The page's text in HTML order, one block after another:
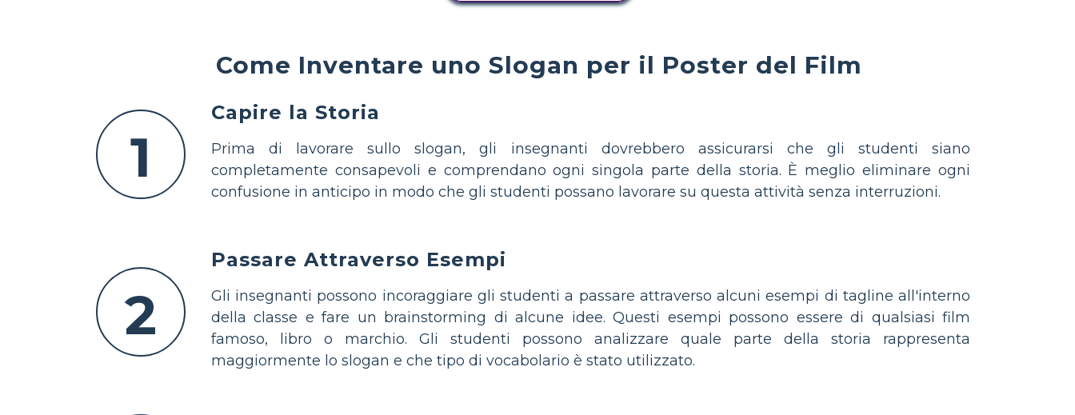
Come Inventare uno Slogan per il Poster del Film
1
Capire la Storia
Prima di lavorare sullo slogan, gli insegnanti dovrebbero assicurarsi che gli studenti siano
completamente consapevoli e comprendano ogni singola parte della storia. È meglio eliminare ogni
confusione in anticipo in modo che gli studenti possano lavorare su questa attività senza interruzioni.
2
Passare Attraverso Esempi
Gli insegnanti possono incoraggiare gli studenti a passare attraverso alcuni esempi di tagline all'interno
della classe e fare un brainstorming di alcune idee. Questi esempi possono essere di qualsiasi film
famoso, libro o marchio. Gli studenti possono analizzare quale parte della storia rappresenta
maggiormente lo slogan e che tipo di vocabolario è stato utilizzato.